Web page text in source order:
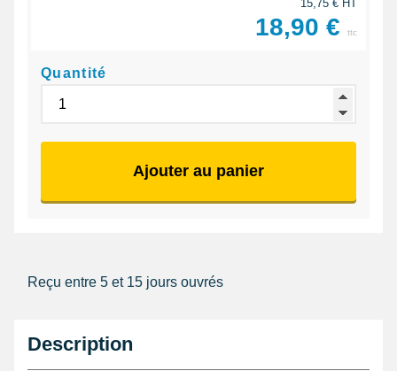
15,75 € HT
18,90 € ttc
Quantité
Ajouter au panier
Reçu entre 5 et 15 jours ouvrés
Description